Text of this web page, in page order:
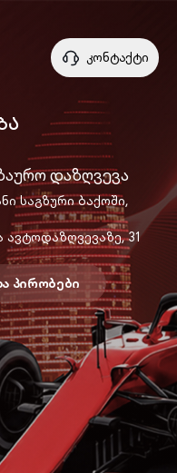
კონტაქტი
დაზღვევა
საგზური ბაქოში,
31
პირობები